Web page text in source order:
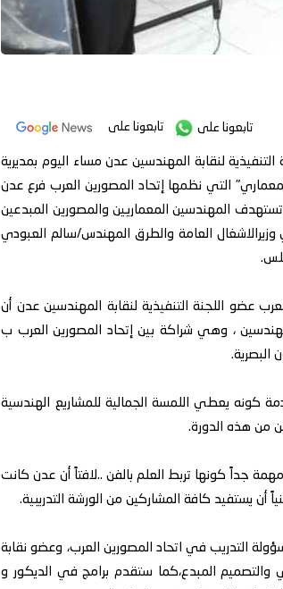
تابعونا على تابعونا على
لنقابة المهندسين عدن مساء اليوم بمديرية
التي نظمها إتحاد المصورين العرب فرع عدن
المهندسين المعماريين والمصورين المبدعين
العامة والطرق المهندس/سالم العبودي
عضو اللجنة التنفيذية لنقابة المهندسين عدن أن
، وهي شراكة بين إتحاد المصورين العرب ب
البصرية.
كونه يعطي اللمسة الجمالية للمشاريع الهندسية
من هذه الدورة.
جداً كونها تربط العلم بالفن ..لافتاً أن عدن كانت
يستفيد كافة المشاركين من الورشة التدريبية.
التدريب في اتحاد المصورين العرب، وعضو نقابة
والتصميم المبدع،كما ستقدم برامج في الديكور و